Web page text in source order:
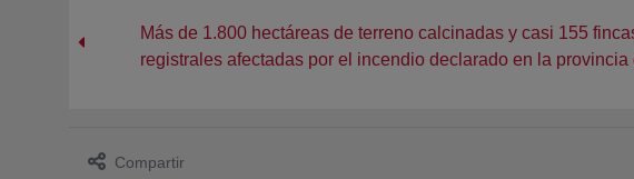
Más de 1.800 hectáreas de terreno calcinadas y casi 155
registrales afectadas por el incendio declarado en la provincia
Compartir